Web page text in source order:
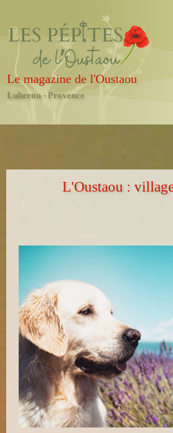
Le magazine de l'Oustaou
Luberon - Provence
L'Oustaou :